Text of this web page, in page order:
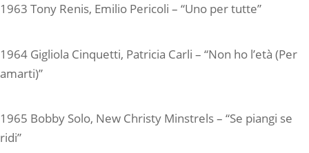
1963 Tony Renis, Emilio Pericoli – “Uno per tutte”
1964 Gigliola Cinquetti, Patricia Carli – “Non ho l’età (Per
amarti)”
1965 Bobby Solo, New Christy Minstrels – “Se piangi se
ridi”